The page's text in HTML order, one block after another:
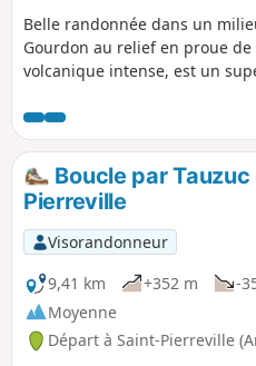
Belle randonnée dans un
Gourdon au relief en proue
volcanique intense, est un
Vivarais.Ajout modérateur au
Gourdon n'est plus accessible
n°427882 : Boucle Saint-
passage identique (entre les
randonnées) mais cependant
!
Boucle par
Pierreville
Visorandonneur
9,41 km
+352 m -
Moyenne
Départ à Saint-Pierreville